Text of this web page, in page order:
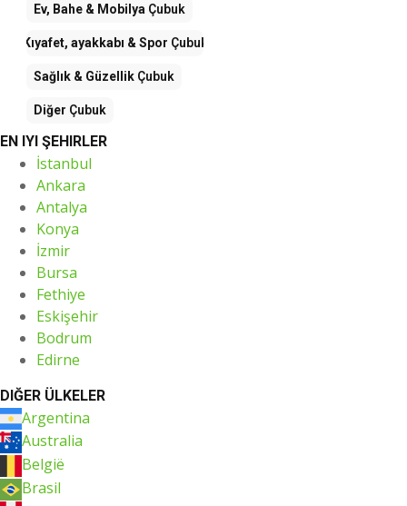
Ev, Bahe & Mobilya Çubuk
Kıyafet, ayakkabı & Spor Çubuk
Sağlık & Güzellik Çubuk
Diğer Çubuk
EN IYI ŞEHIRLER
İstanbul
Ankara
Antalya
Konya
İzmir
Bursa
Fethiye
Eskişehir
Bodrum
Edirne
DIĞER ÜLKELER
Argentina
Australia
België
Brasil